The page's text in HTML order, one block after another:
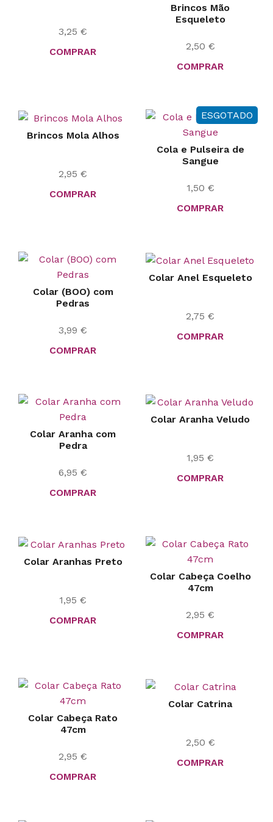
3,25 €
COMPRAR
Brincos Mão
Esqueleto
2,50 €
COMPRAR
Brincos Mola Alhos
2,95 €
COMPRAR
ESGOTADO
Cola e Pulseira de
Sangue
1,50 €
COMPRAR
Colar (BOO) com
Pedras
3,99 €
COMPRAR
Colar Anel Esqueleto
2,75 €
COMPRAR
Colar Aranha com
Pedra
6,95 €
COMPRAR
Colar Aranha Veludo
1,95 €
COMPRAR
Colar Aranhas Preto
1,95 €
COMPRAR
Colar Cabeça Coelho
47cm
2,95 €
COMPRAR
Colar Cabeça Rato
47cm
2,95 €
COMPRAR
Colar Catrina
2,50 €
COMPRAR